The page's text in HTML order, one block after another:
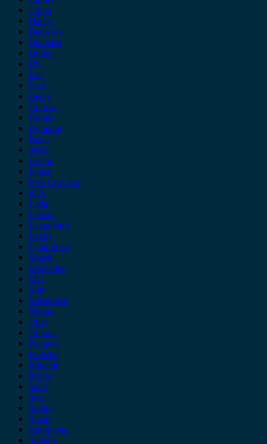
Cupra
Dacia
Daewoo
Daihatsu
Dodge
DS
Fiat
Ford
Geely
Gonow
Honda
Hyundai
Isuzu
iveco
Jaecoo
Jaguar
Jeep Chrysler
KIA
Lada
Lancia
Leapmotor
Lexus
Lynk & co
Mazda
Mercedes
MG
Mini
Mitsubishi
Nissan
Opel
Omoda
Peugeot
Porsche
Renault
Rover
Saab
Seat
Skoda
Smart
ssangyong
Subaru